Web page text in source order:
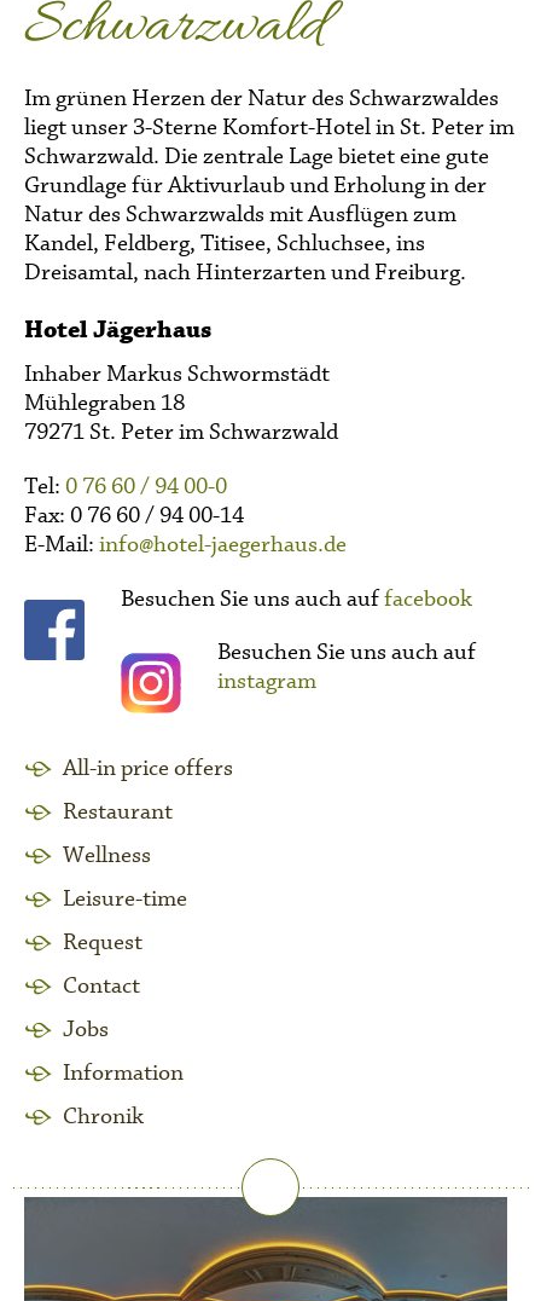
Schwarzwald
Im grünen Herzen der Natur des Schwarzwaldes
liegt unser 3-Sterne Komfort-Hotel in St. Peter im
Schwarzwald. Die zentrale Lage bietet eine gute
Grundlage für Aktivurlaub und Erholung in der
Natur des Schwarzwalds mit Ausflügen zum
Kandel, Feldberg, Titisee, Schluchsee, ins
Dreisamtal, nach Hinterzarten und Freiburg.
Hotel Jägerhaus
Inhaber Markus Schwormstädt
Mühlegraben 18
79271 St. Peter im Schwarzwald
Tel: 0 76 60 / 94 00-0
Fax: 0 76 60 / 94 00-14
E-Mail:info@hotel-jaegerhaus.de
Besuchen Sie uns auch auffacebook
Besuchen Sie uns auch auf
instagram
All-in price offers
Restaurant
Wellness
Leisure-time
Request
Contact
Jobs
Information
Chronik